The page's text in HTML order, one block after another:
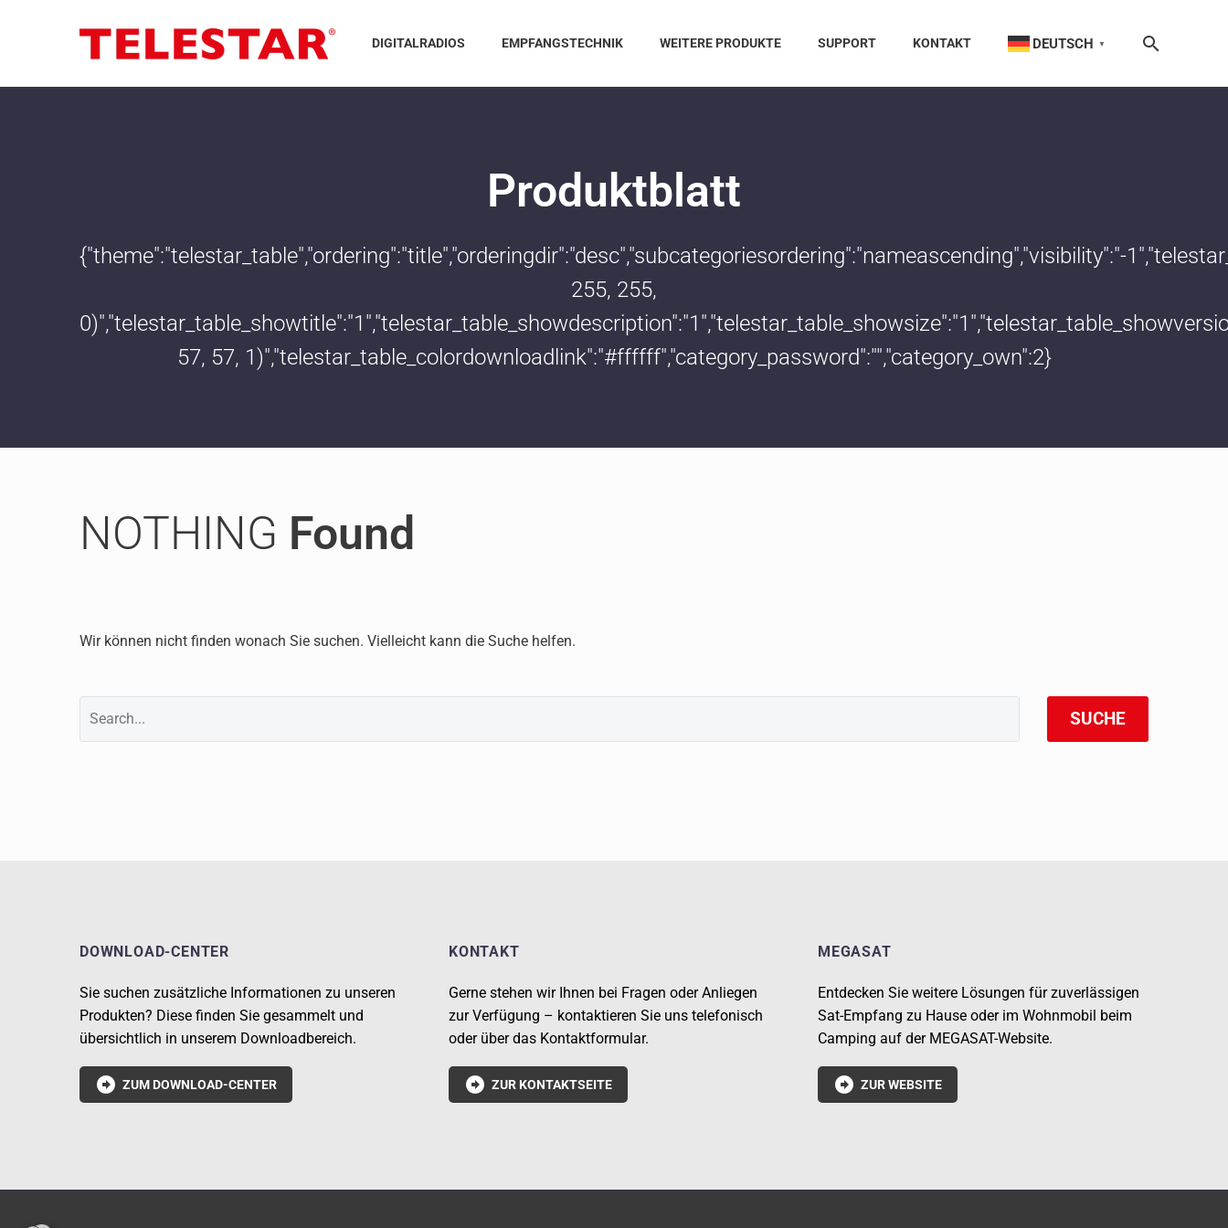
DIGITALRADIOS EMPFANGSTECHNIK WEITERE PRODUKTE SUPPORT KONTAKT DEUTSCH ▼
Produktblatt
{"theme":"telestar_table","ordering":"title","orderingdir":"desc","subcategoriesordering":"nameascending","visibility":"-
255, 255,
57, 57, 1)","telestar_table_colordownloadlink":"#ffffff","category_password":"","category_own":2}
NOTHING Found
Wir können nicht finden wonach Sie suchen. Vielleicht kann die Suche helfen.
SUCHE
DOWNLOAD-CENTER
Sie suchen zusätzliche Informationen zu unseren
Produkten? Diese finden Sie gesammelt und
übersichtlich in unserem Downloadbereich.
 ZUM DOWNLOAD-CENTER
KONTAKT
Gerne stehen wir Ihnen bei Fragen oder Anliegen
zur Verfügung – kontaktieren Sie uns telefonisch
oder über das Kontaktformular.
 ZUR KONTAKTSEITE
MEGASAT
Entdecken Sie weitere Lösungen für zuverlässigen
Sat-Empfang zu Hause oder im Wohnmobil beim
Camping auf der MEGASAT-Website.
 ZUR WEBSITE